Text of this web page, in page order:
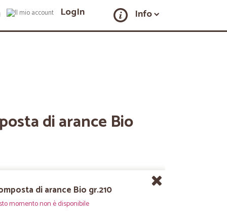
LogIn Info
di arance Bio
di arance Bio gr.210
momento non è disponibile